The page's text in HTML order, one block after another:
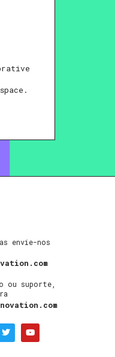
envie-nos
ou suporte,